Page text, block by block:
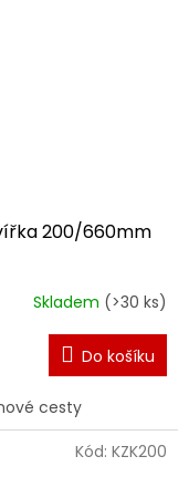
200/660mm
Skladem (>30 ks)
Do košíku
cesty
Kód: KZK200